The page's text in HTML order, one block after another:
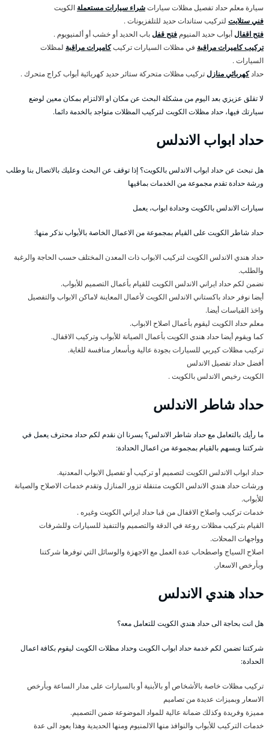
سيارة معلم حداد تفصيل مظلات سياراتشراء سيارات مستعملة الكويت
فني ستلايت لتركيب ستاندات حديد للتلفزيونات .
فتح اقفالأبواب حديد المنيوم فتح قفلباب الحديد أو خشب أو ألمنيويوم .
تركيب كاميرات مراقبة في مظلات السيارات تركيبكاميرات مراقبة لمظلات
السيارات .
حدادكهربائي منازلتركيب مظلات متحركة ستائر حديد كهربائية أبواب كراج متحرك .
لا تقلق عزيزي بعد اليوم من مشكلة البحث عن مكان او الالتزام بمكان معين لوضع
سيارتك فيها، حداد مظلات الكويت لتركيب المظلات متواجد بالخدمة دائما.
حداد ابواب الاندلس
هل تبحث عن حداد ابواب الاندلس بالكويت؟ إذا توقف عن البحث وعليك بالاتصال بنا وطلب
ورشة حدادة تقدم مجموعة من الخدمات بماقيها
سيارات الاندلس بالكويت وحدادة ابواب، يعمل
حداد شاطر الكويت على القيام بمجموعة من الاعمال الخاصة بالأبواب نذكر منها:
حداد هندي الاندلس الكويت لتركيب الابواب ذات المعدن المختلف حسب الحاجة والرغبة
والطلب.
نضمن لكم حداد ايراني الاندلس الكويت للقيام بأعمال التصميم للأبواب.
أيضا نوفر حداد باكستاني الاندلس الكويت لأعمال المعاينة لاماكن الابواب والتفصيل
واخذ القياسات أيضا.
معلم حداد الكويت ليقوم بأعمال اصلاح الابواب.
كما ويقوم أيضا حداد هندي الكويت بأعمال الصيانة للأبواب وتركيب الاقفال.
تركيب مظلات كيربي للسيارات بجودة عالية وبأسعار منافسة للغاية.
أفضل حداد تفصيل الاندلس
الكويت رخيص الاندلس بالكويت .
حداد شاطر الاندلس
ما رأيك بالتعامل مع حداد شاطر الاندلس؟ يسرنا ان نقدم لكم حداد محترف يعمل في
شركتنا ويسهم بالقيام بمجموعة من اعمال الحدادة:
حداد ابواب الاندلس الكويت لتصميم أو تركيب أو تفصيل الابواب المعدنية.
ورشات حداد هندي الاندلس الكويت متنقلة تزور المنازل وتقدم خدمات الاصلاح والصيانة
للأبواب.
خدمات تركيب واصلاح الاقفال من قبا حداد ايراني الكويت وغيره .
القيام بتركيب مظلات روعة في الدقة والتصميم والتنفيذ للسيارات وللشرفات
وواجهات المحلات.
اصلاح السياج واصطحاب عدة العمل مع الاجهزة والوسائل التي توفرها شركتنا
وبأرخص الاسعار.
حداد هندي الاندلس
هل انت بحاجة الى حداد هندي الكويت للتعامل معه؟
شركتنا تضمن لكم خدمة حداد ابواب الكويت وحداد مظلات الكويت ليقوم بكافة اعمال
الحدادة:
تركيب مظلات خاصة بالأشخاص أو بالأبنية أو بالسيارات على مدار الساعة وبأرخص
الاسعار وبميزات عديدة من تصاميم
مميزة وفريدة وكذلك ضمانة عالية للمواد الموضوعة ضمن التصميم.
خدمات التركيب للأبواب والنوافذ منها الالمنيوم ومنها الحديدية وهذا يعود الى عدة